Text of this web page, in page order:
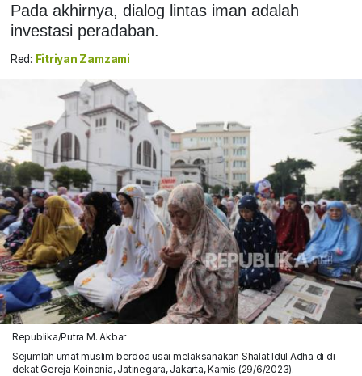
Pada akhirnya, dialog lintas iman adalah
investasi peradaban.
Red: Fitriyan Zamzami
Republika/Putra M. Akbar
Sejumlah umat muslim berdoa usai melaksanakan Shalat Idul Adha di di
dekat Gereja Koinonia, Jatinegara, Jakarta, Kamis (29/6/2023).